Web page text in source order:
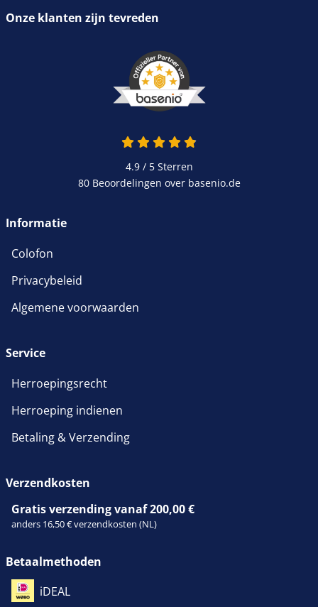
Onze klanten zijn tevreden
4.9 van 5
4.9 / 5Sterren
80 Beoordelingen over basenio.de
Informatie
Colofon
Privacybeleid
Algemene voorwaarden
Service
Herroepingsrecht
Herroeping indienen
Betaling & Verzending
Verzendkosten
Gratis verzending vanaf 200,00 €
anders 16,50 € verzendkosten (NL)
Betaalmethoden
iDEAL